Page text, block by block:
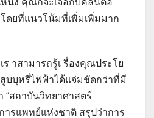
ดยที่แนวโน้มที่เพิ่มเพิ่มมาก
าสามารถรู้เ รื่องคุณประโย
บบุหรี่ไฟฟ้าได้แจ่มชัดกว่าที่มี
“สถาบันวิทยาศาสตร์
ารแพทย์แห่งชาติ สรุปว่าการ